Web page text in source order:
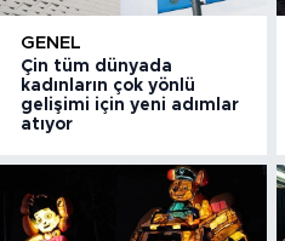
GENEL
Çin tüm dünyada
kadınların çok yönlü
gelişimi için yeni adımlar
atıyor